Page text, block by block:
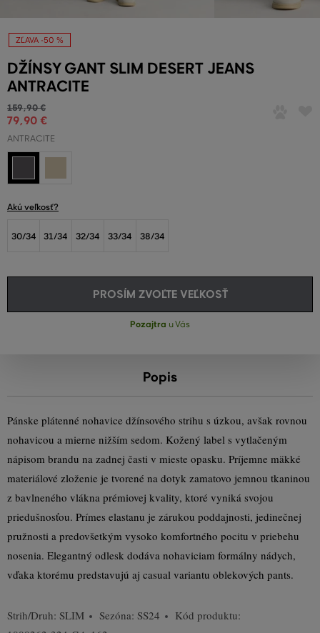
ZĽAVA -50 %
DŽÍNSY GANT SLIM DESERT JEANS
ANTRACITE
159,90 €
79,90 €
ANTRACITE
Akú veľkosť?
30/34 31/34 32/34 33/34 38/34
PROSÍM ZVOĽTE VEĽKOSŤ
Pozajtra u Vás
Popis
Pánske plátenné nohavice džínsového strihu s úzkou, avšak rovnou
nohavicou a mierne nižším sedom. Kožený label s vytlačeným
nápisom brandu na zadnej časti v mieste opasku. Príjemne mäkké
materiálové zloženie je tvorené na dotyk zamatovo jemnou tkaninou
z bavlneného vlákna prémiovej kvality, ktoré vyniká svojou
priedušnosťou. Prímes elastanu je zárukou poddajnosti, jedinečnej
pružnosti a predovšetkým vysoko komfortného pocitu v priebehu
nosenia. Elegantný odlesk dodáva nohaviciam formálny nádych,
vďaka ktorému predstavujú aj casual variantu oblekových pants.
Strih/Druh: SLIM Sezóna: SS24
Kód produktu: